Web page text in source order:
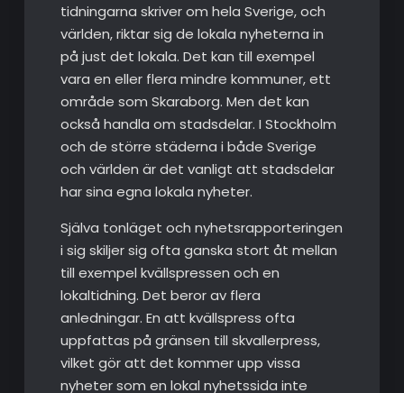
tidningarna skriver om hela Sverige, och
världen, riktar sig de lokala nyheterna in
på just det lokala. Det kan till exempel
vara en eller flera mindre kommuner, ett
område som Skaraborg. Men det kan
också handla om stadsdelar. I Stockholm
och de större städerna i både Sverige
och världen är det vanligt att stadsdelar
har sina egna lokala nyheter.
Själva tonläget och nyhetsrapporteringen
i sig skiljer sig ofta ganska stort åt mellan
till exempel kvällspressen och en
lokaltidning. Det beror av flera
anledningar. En att kvällspress ofta
uppfattas på gränsen till skvallerpress,
vilket gör att det kommer upp vissa
nyheter som en lokal nyhetssida inte